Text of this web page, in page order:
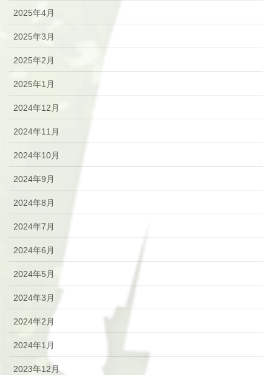
2025年4月
2025年3月
2025年2月
2025年1月
2024年12月
2024年11月
2024年10月
2024年9月
2024年8月
2024年7月
2024年6月
2024年5月
2024年3月
2024年2月
2024年1月
2023年12月